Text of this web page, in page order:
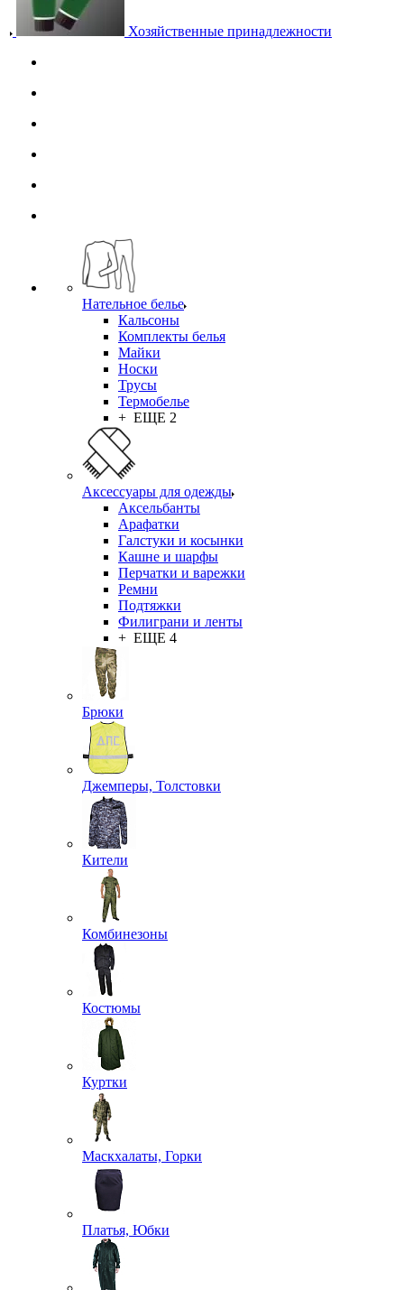
Хозяйственные принадлежности
Нательное белье
Кальсоны
Комплекты белья
Майки
Носки
Трусы
Термобелье
+ ЕЩЕ 2
Аксессуары для одежды
Аксельбанты
Арафатки
Галстуки и косынки
Кашне и шарфы
Перчатки и варежки
Ремни
Подтяжки
Филиграни и ленты
+ ЕЩЕ 4
Брюки
Джемперы, Толстовки
Кители
Комбинезоны
Костюмы
Куртки
Маскхалаты, Горки
Платья, Юбки